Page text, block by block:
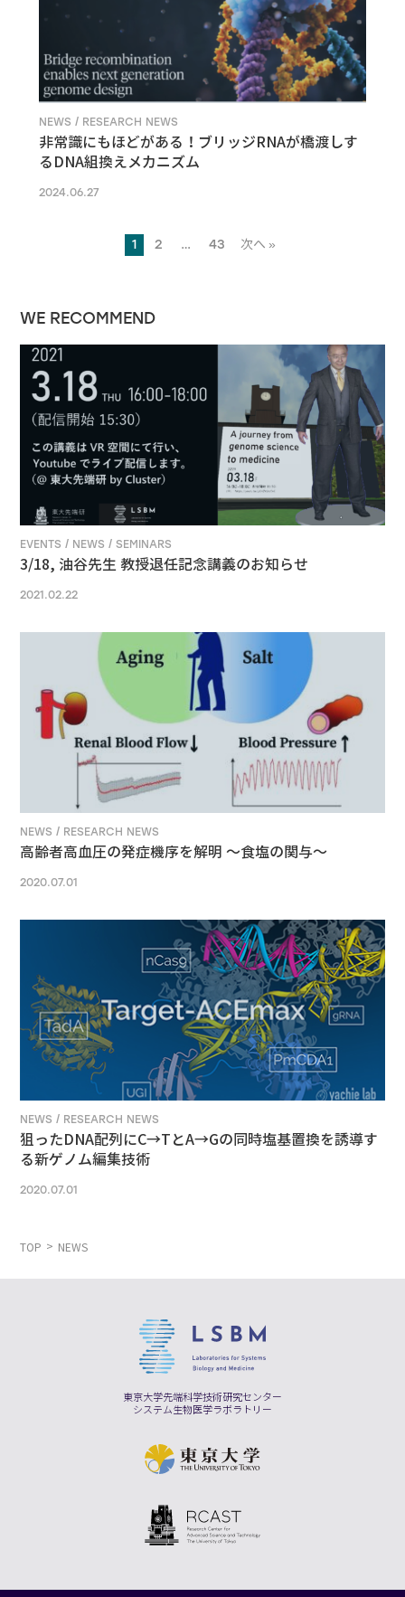
NEWS / RESEARCH NEWS
非常識にもほどがある！ブリッジRNAが橋渡しす
るDNA組換えメカニズム
2024.06.27
1 2 … 43 次へ »
WE RECOMMEND
EVENTS / NEWS / SEMINARS
3/18, 油谷先生 教授退任記念講義のお知らせ
2021.02.22
NEWS / RESEARCH NEWS
高齢者高血圧の発症機序を解明 ～食塩の関与～
2020.07.01
NEWS / RESEARCH NEWS
狙ったDNA配列にC→TとA→Gの同時塩基置換を誘導す
る新ゲノム編集技術
2020.07.01
TOP NEWS
東京大学先端科学技術研究センター
システム生物医学ラボラトリー